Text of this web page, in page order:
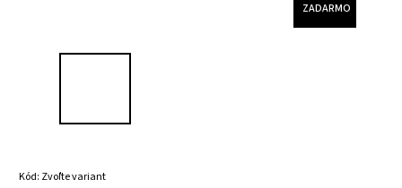
ZADARMO
Kód: Zvoľte variant